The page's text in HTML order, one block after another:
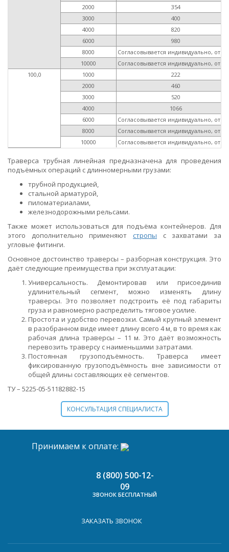
2000
354
3000
400
4000
820
6000
980
8000
Согласовывается индивидуально, от
10000
Согласовывается индивидуально, от
100,0
1000
222
2000
460
3000
520
4000
1066
6000
Согласовывается индивидуально, от
8000
Согласовывается индивидуально, от
10000
Согласовывается индивидуально, от
Траверса трубная линейная предназначена для проведения
подъёмных операций с длинномерными грузами:
трубной продукцией,
стальной арматурой,
пиломатериалами,
железнодорожными рельсами.
Также может использоваться для подъёма контейнеров. Для
этого дополнительно применяют стропы с захватами за
угловые фитинги.
Основное достоинство траверсы – разборная конструкция. Это
даёт следующие преимущества при эксплуатации:
Универсальность. Демонтировав или присоединив
удлинительный сегмент, можно изменять длину
траверсы. Это позволяет подстроить её под габариты
груза и равномерно распределить тяговое усилие.
Простота и удобство перевозки. Самый крупный элемент
в разобранном виде имеет длину всего 4 м, в то время как
рабочая длина траверсы – 11 м. Это даёт возможность
перевозить траверсу с наименьшими затратами.
Постоянная грузоподъёмность. Траверса имеет
фиксированную грузоподъёмность вне зависимости от
общей длины составляющих её сегментов.
ТУ – 5225-05-51182882-15
КОНСУЛЬТАЦИЯ СПЕЦИАЛИСТА
Принимаем к оплате:
8 (800) 500-12-
09
ЗВОНОК БЕСПЛАТНЫЙ
ЗАКАЗАТЬ ЗВОНОК